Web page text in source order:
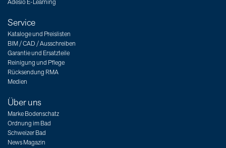
Adesio E-Learning
Service
Kataloge und Preislisten
BIM / CAD / Ausschreiben
Garantie und Ersatzteile
Reinigung und Pflege
Rücksendung RMA
Medien
Über uns
Marke Bodenschatz
Ordnung im Bad
Schweizer Bad
News Magazin